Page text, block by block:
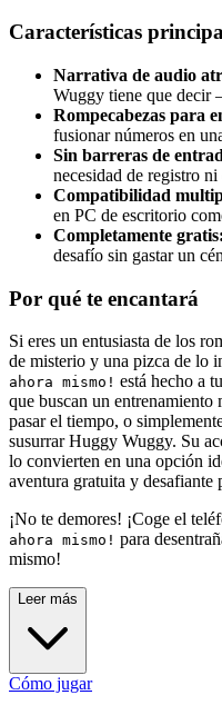
Características
Narrativa de audio
Wuggy tiene que decir
Rompecabezas para
fusionar números en
Sin barreras de
necesidad de registro ni
Compatibilidad
en PC de escritorio
Completamente gratis:
desafío sin gastar un
Por qué te encantará
Si eres un entusiasta de los
de misterio y una pizca de lo
ahora mismo! está hecho a
que buscan un
pasar el tiempo, o
susurrar Huggy Wuggy. Su
lo convierten en una opción
aventura gratuita y desafiante
¡No te demores! ¡Coge el
ahora mismo! para
mismo!
Leer más
Cómo jugar